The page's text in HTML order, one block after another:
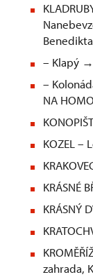
Benedikta
– Klapý →
–
NA
KOZEL –
KRÁSNÉ
KRÁSNÝ
zahrada,